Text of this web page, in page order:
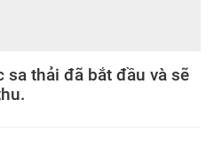
sa thải đã bắt đầu và sẽ